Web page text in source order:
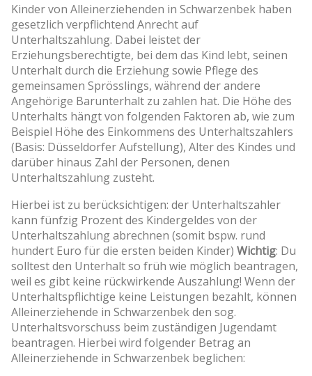
Kinder von Alleinerziehenden in Schwarzenbek haben
gesetzlich verpflichtend Anrecht auf
Unterhaltszahlung. Dabei leistet der
Erziehungsberechtigte, bei dem das Kind lebt, seinen
Unterhalt durch die Erziehung sowie Pflege des
gemeinsamen Sprösslings, während der andere
Angehörige Barunterhalt zu zahlen hat. Die Höhe des
Unterhalts hängt von folgenden Faktoren ab, wie zum
Beispiel Höhe des Einkommens des Unterhaltszahlers
(Basis: Düsseldorfer Aufstellung), Alter des Kindes und
darüber hinaus Zahl der Personen, denen
Unterhaltszahlung zusteht.
Hierbei ist zu berücksichtigen: der Unterhaltszahler
kann fünfzig Prozent des Kindergeldes von der
Unterhaltszahlung abrechnen (somit bspw. rund
hundert Euro für die ersten beiden Kinder) Wichtig: Du
solltest den Unterhalt so früh wie möglich beantragen,
weil es gibt keine rückwirkende Auszahlung! Wenn der
Unterhaltspflichtige keine Leistungen bezahlt, können
Alleinerziehende in Schwarzenbek den sog.
Unterhaltsvorschuss beim zuständigen Jugendamt
beantragen. Hierbei wird folgender Betrag an
Alleinerziehende in Schwarzenbek beglichen: